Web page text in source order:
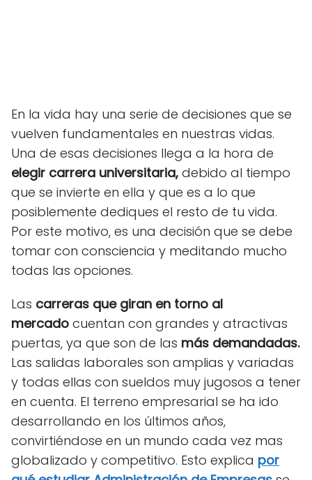
En la vida hay una serie de decisiones que se
vuelven fundamentales en nuestras vidas.
Una de esas decisiones llega a la hora de
elegir carrera universitaria, debido al tiempo
que se invierte en ella y que es a lo que
posiblemente dediques el resto de tu vida.
Por este motivo, es una decisión que se debe
tomar con consciencia y meditando mucho
todas las opciones.
Las carreras que giran en torno al
mercado cuentan con grandes y atractivas
puertas, ya que son de las más demandadas.
Las salidas laborales son amplias y variadas
y todas ellas con sueldos muy jugosos a tener
en cuenta. El terreno empresarial se ha ido
desarrollando en los últimos años,
convirtiéndose en un mundo cada vez mas
globalizado y competitivo. Esto explica por